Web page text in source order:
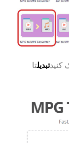
تبدیلتا